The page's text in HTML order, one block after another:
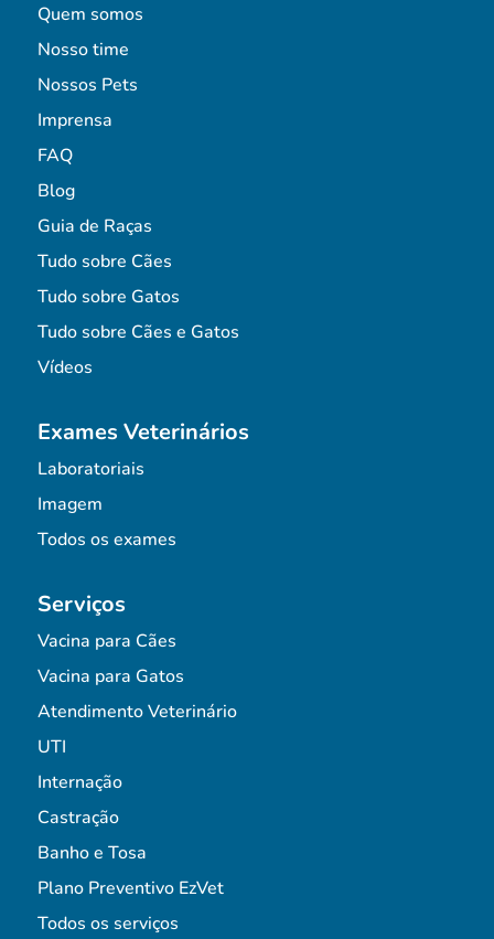
Quem somos
Nosso time
Nossos Pets
Imprensa
FAQ
Blog
Guia de Raças
Tudo sobre Cães
Tudo sobre Gatos
Tudo sobre Cães e Gatos
Vídeos
Exames Veterinários
Laboratoriais
Imagem
Todos os exames
Serviços
Vacina para Cães
Vacina para Gatos
Atendimento Veterinário
UTI
Internação
Castração
Banho e Tosa
Plano Preventivo EzVet
Todos os serviços